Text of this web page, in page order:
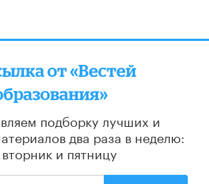
от «Вестей
подборку лучших и
два раза в неделю:
и пятницу